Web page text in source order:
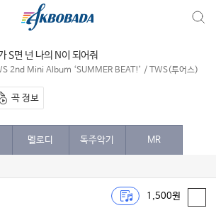
S면 넌 나의 N이 되어줘
2nd Mini Album ‘SUMMER BEAT!’ / TWS(투어스)
곡 정보
멜로디 독주악기 MR
1,500원